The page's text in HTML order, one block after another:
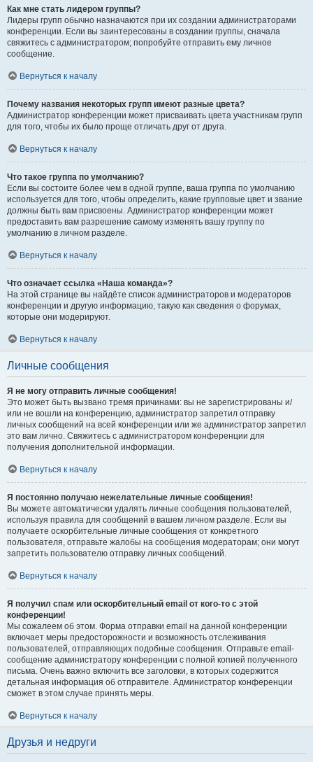
Как мне стать лидером группы?
Лидеры групп обычно назначаются при их создании администраторами
конференции. Если вы заинтересованы в создании группы, сначала
свяжитесь с администратором; попробуйте отправить ему личное
сообщение.
Вернуться к началу
Почему названия некоторых групп имеют разные цвета?
Администратор конференции может присваивать цвета участникам групп
для того, чтобы их было проще отличать друг от друга.
Вернуться к началу
Что такое группа по умолчанию?
Если вы состоите более чем в одной группе, ваша группа по умолчанию
используется для того, чтобы определить, какие групповые цвет и звание
должны быть вам присвоены. Администратор конференции может
предоставить вам разрешение самому изменять вашу группу по
умолчанию в личном разделе.
Вернуться к началу
Что означает ссылка «Наша команда»?
На этой странице вы найдёте список администраторов и модераторов
конференции и другую информацию, такую как сведения о форумах,
которые они модерируют.
Вернуться к началу
Личные сообщения
Я не могу отправить личные сообщения!
Это может быть вызвано тремя причинами: вы не зарегистрированы и/
или не вошли на конференцию, администратор запретил отправку
личных сообщений на всей конференции или же администратор запретил
это вам лично. Свяжитесь с администратором конференции для
получения дополнительной информации.
Вернуться к началу
Я постоянно получаю нежелательные личные сообщения!
Вы можете автоматически удалять личные сообщения пользователей,
используя правила для сообщений в вашем личном разделе. Если вы
получаете оскорбительные личные сообщения от конкретного
пользователя, отправьте жалобы на сообщения модераторам; они могут
запретить пользователю отправку личных сообщений.
Вернуться к началу
Я получил спам или оскорбительный email от кого-то с этой
конференции!
Мы сожалеем об этом. Форма отправки email на данной конференции
включает меры предосторожности и возможность отслеживания
пользователей, отправляющих подобные сообщения. Отправьте email-
сообщение администратору конференции с полной копией полученного
письма. Очень важно включить все заголовки, в которых содержится
детальная информация об отправителе. Администратор конференции
сможет в этом случае принять меры.
Вернуться к началу
Друзья и недруги